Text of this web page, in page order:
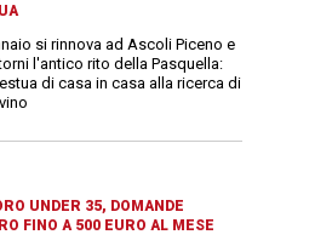
si rinnova ad Ascoli Piceno e
l'antico rito della Pasquella:
di casa in casa alla ricerca di
UNDER 35, DOMANDE
FINO A 500 EURO AL MESE